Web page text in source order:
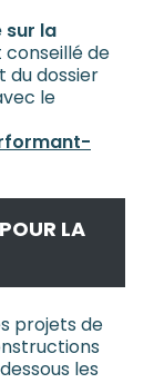
sur la
de
dossier
le
LA
projets de
les